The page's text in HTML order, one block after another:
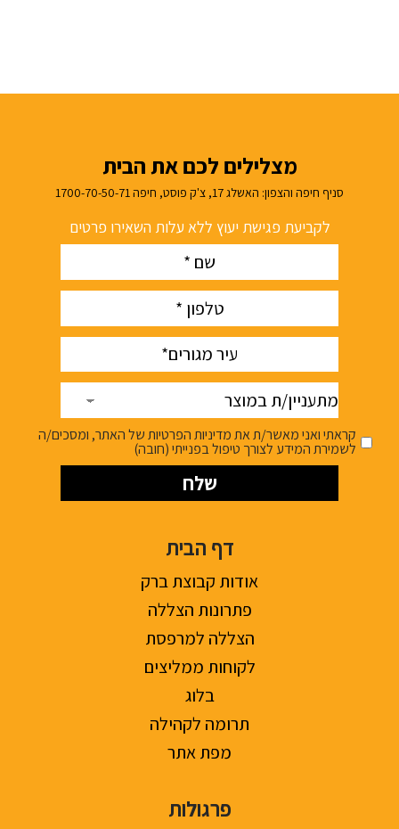
מצלילים לכם את הבית
סניף חיפה והצפון: האשלג 17, צ'ק פוסט, חיפה 1700-70-50-71
לקביעת פגישת יעוץ ללא עלות השאירו פרטים
Name
phone
עיר
מתעניין/ת
במוצר
קראתי ואני מאשר/ת את מדיניות הפרטיות של האתר, ומסכים/ה
לשמירת המידע לצורך טיפול בפנייתי (חובה)
דף הבית
אודות קבוצת ברק
פתרונות הצללה
הצללה למרפסת
לקוחות ממליצים
בלוג
תרומה לקהילה
מפת אתר
פרגולות